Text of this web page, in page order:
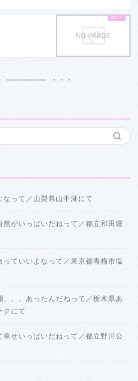
なって／山梨県山中湖にて
然がいっぱいだねって／都立和田堀
っていいよなって／東京都青梅市塩
、、、あったんだねって／栃木県あ
クにて
幸せいっぱいだねって／都立野川公